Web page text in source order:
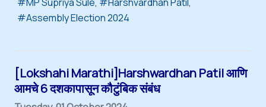
MP Supriya Sule
Harshvardhan Patil
Assembly Election 2024
[Lokshahi Marathi]Harshwardhan Patil आणि
आमचे 6 दशकापासून कौटुंबिक संबंध